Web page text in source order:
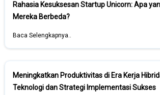
Rahasia Kesuksesan Startup Unicorn: Apa
Mereka Berbeda?
Baca Selengkapnya..
Meningkatkan Produktivitas di Era Kerja
Teknologi dan Strategi Implementasi Sukses